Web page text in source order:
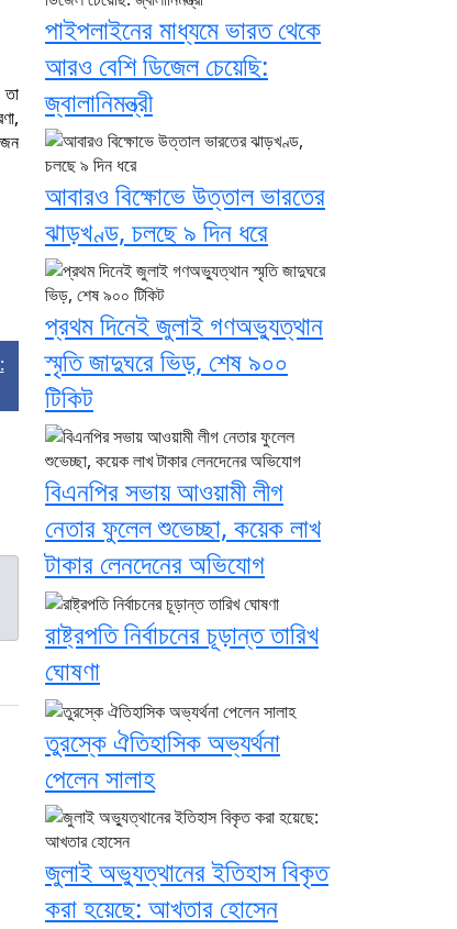
পাইপলাইনের মাধ্যমে ভারত থেকে
আরও বেশি ডিজেল চেয়েছি:
জ্বালানিমন্ত্রী
আবারও বিক্ষোভে উত্তাল ভারতের
ঝাড়খণ্ড, চলছে ৯ দিন ধরে
প্রথম দিনেই জুলাই গণঅভ্যুত্থান
স্মৃতি জাদুঘরে ভিড়, শেষ ৯০০
টিকিট
বিএনপির সভায় আওয়ামী লীগ
নেতার ফুলেল শুভেচ্ছা, কয়েক লাখ
টাকার লেনদেনের অভিযোগ
রাষ্ট্রপতি নির্বাচনের চূড়ান্ত তারিখ
ঘোষণা
তুরস্কে ঐতিহাসিক অভ্যর্থনা
পেলেন সালাহ
জুলাই অভ্যুত্থানের ইতিহাস বিকৃত
করা হয়েছে: আখতার হোসেন